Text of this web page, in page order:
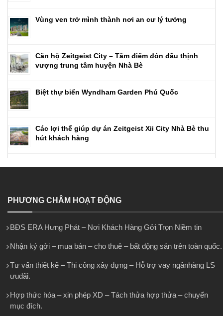
Vùng ven trở mình thành nơi an cư lý tưởng
Căn hộ Zeitgeist City – Tâm điểm đón đầu thịnh
vượng trung tâm huyện Nhà Bè
Biệt thự biển Wyndham Garden Phú Quốc
Các lợi thế giúp dự án Zeitgeist Xii City Nhà Bè thu
hút khách hàng
PHƯƠNG CHÂM HOẠT ĐỘNG
BĐS ERA Hưng Phát – Nơi Khách Hàng Gởi Trọn Niềm tin
Nhận ký gởi – mua bán – cho thuê – bất động sản trên toàn quốc.
Tư vấn thiết kế – Thi công xây dựng – Hỗ trợ vay ngânhàng LS
ưuđãi.
Hợp thức hóa – xin phép XD – Tách thửa hợp thửa – chuyển
mục đích.